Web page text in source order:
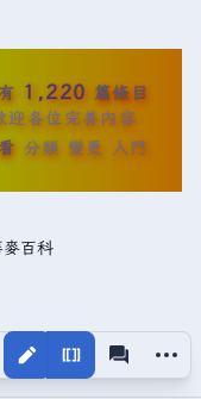
更多
1,220 篇條目
迎各位完善內容
分類 變更 入門
麥百科